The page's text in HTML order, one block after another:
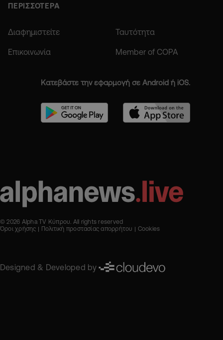
ΠΕΡΙΣΣΟΤΕΡΑ
Διαφημιστείτε Ταυτότητα
Επικοινωνία Member of COPA
Κατεβάστε την εφαρμογή σε Android ή iOS.
© 2026 Alpha TV Κύπρου. All rights reserved
Όροι χρήσης
Πολιτική προστασίας απορρήτου Cookies
Designed & Developed by